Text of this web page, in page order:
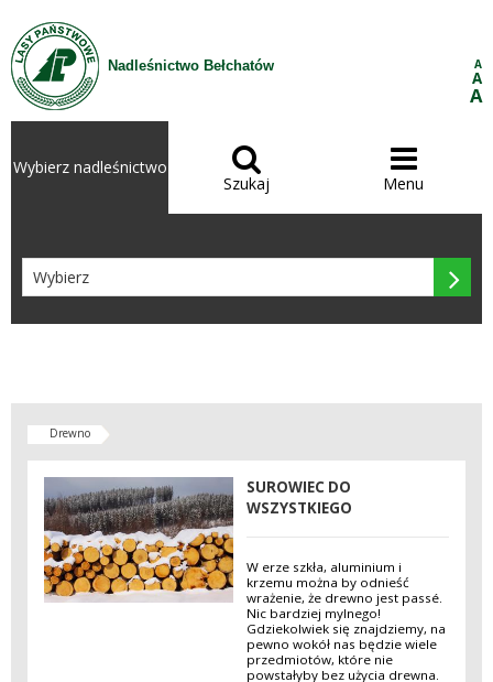
Przejdź do treści
Nadleśnictwo Bełchatów A
A
A
Wybierz nadleśnictwo 
Szukaj

Menu

Drewno
SUROWIEC DO
WSZYSTKIEGO
W erze szkła, aluminium i
krzemu można by odnieść
wrażenie, że drewno jest passé.
Nic bardziej mylnego!
Gdziekolwiek się znajdziemy, na
pewno wokół nas będzie wiele
przedmiotów, które nie
powstałyby bez użycia drewna.